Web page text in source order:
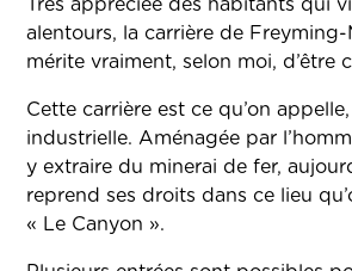
Très appréciée des habitants qui
alentours, la carrière de Freyming-
mérite vraiment, selon moi, d’être
Cette carrière est ce qu’on
industrielle. Aménagée par
y extraire du minerai de fer,
reprend ses droits dans ce lieu
« Le Canyon ».